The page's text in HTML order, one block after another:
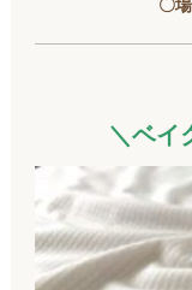
〇
＼ベイ